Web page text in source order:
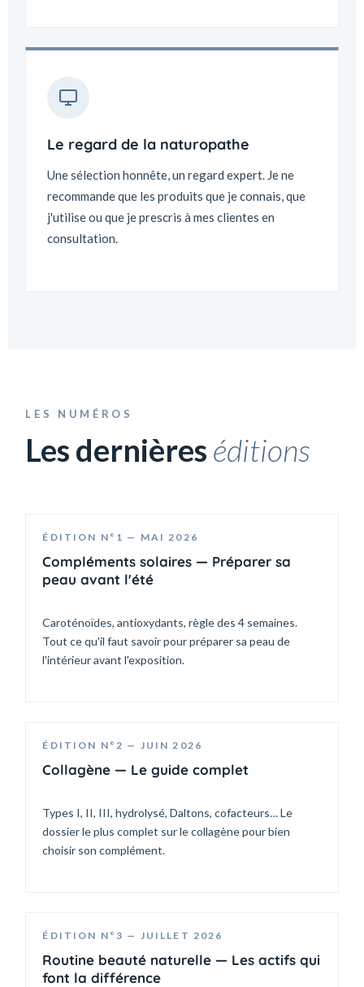
Le regard de la naturopathe
Une sélection honnête, un regard expert. Je ne
recommande que les produits que je connais, que
j'utilise ou que je prescris à mes clientes en
consultation.
LES NUMÉROS
Les dernièreséditions
ÉDITION N°1 — MAI 2026
Compléments solaires — Préparer sa
peau avant l'été
Caroténoïdes, antioxydants, règle des 4 semaines.
Tout ce qu'il faut savoir pour préparer sa peau de
l'intérieur avant l'exposition.
ÉDITION N°2 — JUIN 2026
Collagène — Le guide complet
Types I, II, III, hydrolysé, Daltons, cofacteurs… Le
dossier le plus complet sur le collagène pour bien
choisir son complément.
ÉDITION N°3 — JUILLET 2026
Routine beauté naturelle — Les actifs qui
font la différence